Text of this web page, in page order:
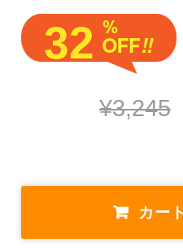
会社案内
お問い合わせ
32
¥3,245